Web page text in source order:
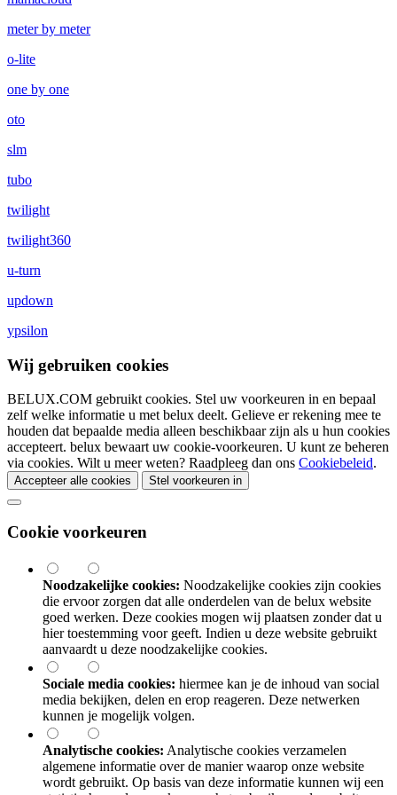
meter by meter
o-lite
one by one
oto
slm
tubo
twilight
twilight360
u-turn
updown
ypsilon
Wij gebruiken cookies
BELUX.COM gebruikt cookies. Stel uw voorkeuren in en bepaal
zelf welke informatie u met belux deelt. Gelieve er rekening mee te
houden dat bepaalde media alleen beschikbaar zijn als u hun cookies
accepteert. belux bewaart uw cookie-voorkeuren. U kunt ze beheren
via cookies. Wilt u meer weten? Raadpleeg dan ons Cookiebeleid.
Accepteer alle cookies Stel voorkeuren in
Cookie voorkeuren
Noodzakelijke cookies: Noodzakelijke cookies zijn cookies
die ervoor zorgen dat alle onderdelen van de belux website
goed werken. Deze cookies mogen wij plaatsen zonder dat u
hier toestemming voor geeft. Indien u deze website gebruikt
aanvaardt u deze noodzakelijke cookies.
Sociale media cookies: hiermee kan je de inhoud van social
media bekijken, delen en erop reageren. Deze netwerken
kunnen je mogelijk volgen.
Analytische cookies: Analytische cookies verzamelen
algemene informatie over de manier waarop onze website
wordt gebruikt. Op basis van deze informatie kunnen wij een